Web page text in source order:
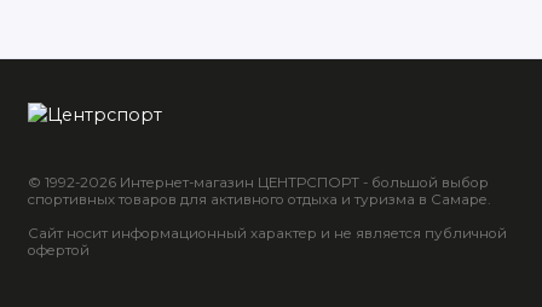
© 1992-2026 Интернет-магазин ЦЕНТРСПОРТ - большой выбор
спортивных товаров для активного отдыха и туризма в Самаре.
Сайт носит информационный характер и не является публичной
офертой